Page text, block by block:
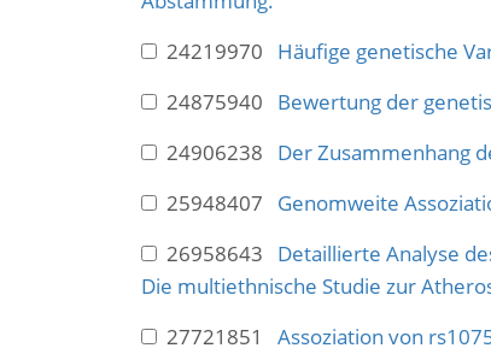
24219970 Häufige genetische
24875940 Bewertung der
24906238 Der Zusammenhang
25948407 Genomweite
26958643 Detaillierte Analyse
Die multiethnische Studie zur
27721851 Assoziation von